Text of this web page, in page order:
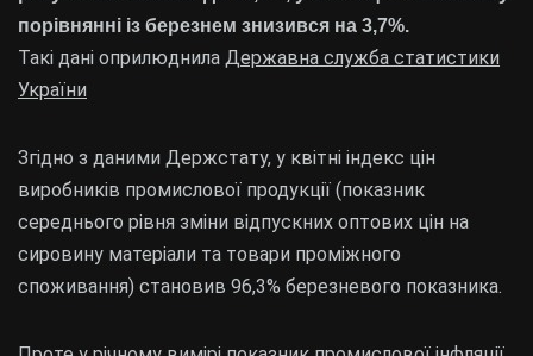
порівнянні із березнем знизився на 3,7%.
Такі дані оприлюднила Державна служба статистики
України
Згідно з даними Держстату, у квітні індекс цін
виробників промислової продукції (показник
середнього рівня зміни відпускних оптових цін на
сировину матеріали та товари проміжного
споживання) становив 96,3% березневого показника.